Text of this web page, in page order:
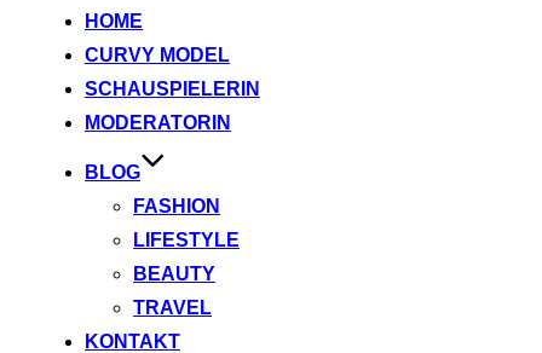
springen
HOME
CURVY MODEL
SCHAUSPIELERIN
MODERATORIN
BLOG
FASHION
LIFESTYLE
BEAUTY
TRAVEL
KONTAKT